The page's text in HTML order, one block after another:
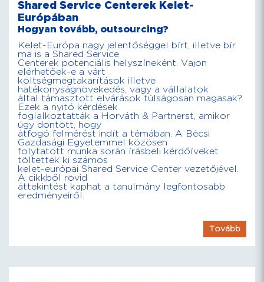
Shared Service Centerek Kelet-
Európában
Hogyan tovább, outsourcing?
Kelet-Európa nagy jelentőséggel bírt, illetve bír
ma is a Shared Service
Centerek potenciális helyszíneként. Vajon
elérhetőek-e a várt
költségmegtakarítások illetve
hatékonyságnövekedés, vagy a vállalatok
által támasztott elvárások túlságosan magasak?
Ezek a nyitó kérdések
foglalkoztatták a Horváth & Partnerst, amikor
úgy döntött, hogy
átfogó felmérést indít a témában. A Bécsi
Gazdasági Egyetemmel közösen
folytatott munka során írásbeli kérdőíveket
töltettek ki számos
kelet-európai Shared Service Center vezetőjével.
A cikkből rövid
áttekintést kaphat a tanulmány legfontosabb
eredményeiről.
Tovább